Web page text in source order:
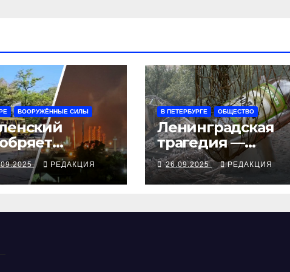
ВООРУЖЁННЫЕ СИЛЫ
ВСУ
РЕДАКЦИЯ
В ПЕТЕРБУРГЕ ОБЩЕСТВО
Ленинградская
трагедия —
серия смертей от
алкосуррогата
26.09.2025 РЕДАКЦИЯ